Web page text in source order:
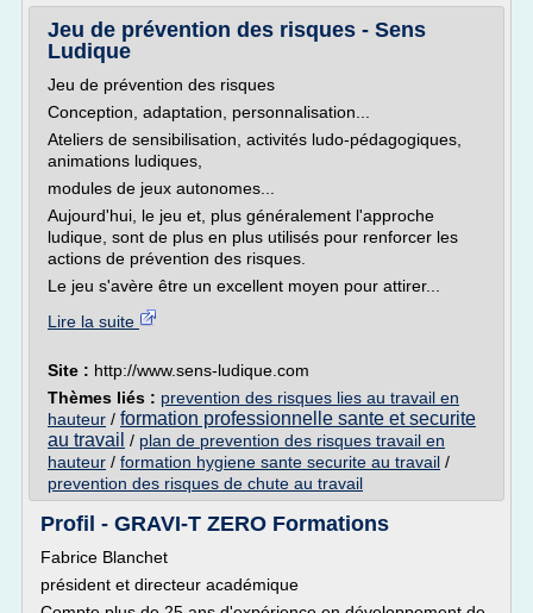
Jeu de prévention des risques - Sens
Ludique
Jeu de prévention des risques
Conception, adaptation, personnalisation...
Ateliers de sensibilisation, activités ludo-pédagogiques,
animations ludiques,
modules de jeux autonomes...
Aujourd'hui, le jeu et, plus généralement l'approche
ludique, sont de plus en plus utilisés pour renforcer les
actions de prévention des risques.
Le jeu s'avère être un excellent moyen pour attirer...
Lire la suite
Site : http://www.sens-ludique.com
Thèmes liés : prevention des risques lies au travail en
hauteur / formation professionnelle sante et securite
au travail / plan de prevention des risques travail en
hauteur / formation hygiene sante securite au travail /
prevention des risques de chute au travail
Profil - GRAVI-T ZERO Formations
Fabrice Blanchet
président et directeur académique